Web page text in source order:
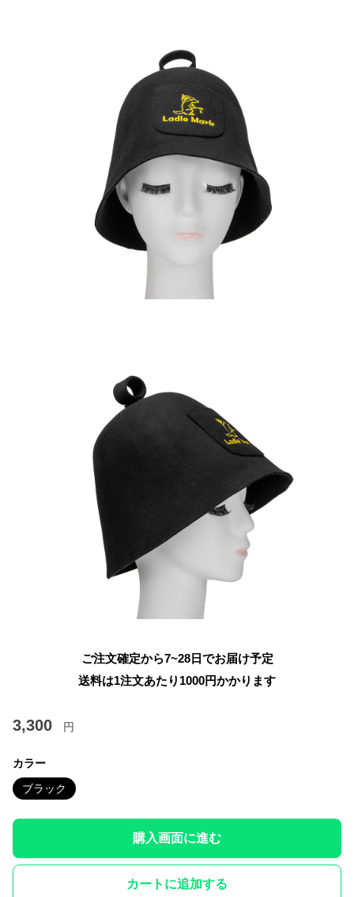
ご注文確定から7~28日でお届け予定
送料は1注文あたり 1000円かかります
3,300 円
カラー
ブラック
購入画面に進む
カートに追加する